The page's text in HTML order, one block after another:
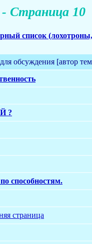
Страница 10
список
обсуждения [автор
?
способностям.
страница